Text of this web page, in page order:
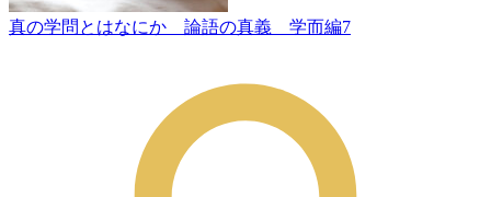
真の学問とはなにか 論語の真義 学而編7